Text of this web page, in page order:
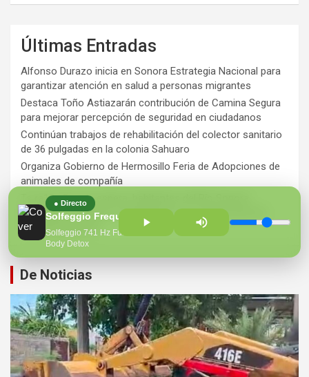
● Directo
Solfeggio 741 Hz Full
Body Detox
Últimas Entradas
Alfonso Durazo inicia en Sonora Estrategia Nacional para
garantizar atención en salud a personas migrantes
Destaca Toño Astiazarán contribución de Camina Segura
para mejorar percepción de seguridad en ciudadanos
Continúan trabajos de rehabilitación del colector sanitario
de 36 pulgadas en la colonia Sahuaro
Organiza Gobierno de Hermosillo Feria de Adopciones de
animales de compañía
Ts ra12 años de espera, habitantes del Río Sonora
agradecen a Durazo y Sheinbaum por construcción de
Hospital Regional
De Noticias